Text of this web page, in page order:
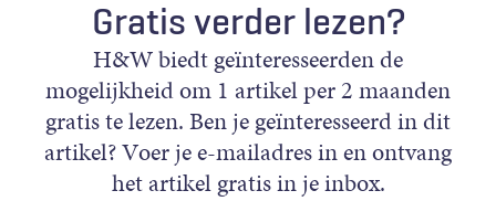
Gratis verder lezen?
H&W biedt geïnteresseerden de
mogelijkheid om 1 artikel per 2 maanden
gratis te lezen. Ben je geïnteresseerd in dit
artikel? Voer je e-mailadres in en ontvang
het artikel gratis in je inbox.